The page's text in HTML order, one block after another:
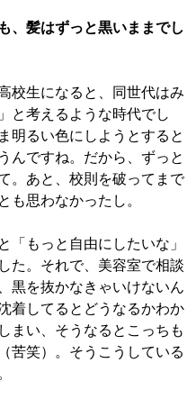
髪はずっと黒いままでし
校生になると、同世代はみ
と考えるような時代でし
明るい色にしようとすると
んですね。だから、ずっと
。あと、校則を破ってまで
も思わなかったし。
「もっと自由にしたいな」
た。それで、美容室で相談
黒を抜かなきゃいけないん
着してるとどうなるかわか
まい、そうなるとこっちも
苦笑）。そうこうしている